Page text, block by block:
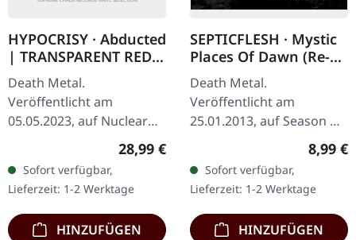
HYPOCRISY · Abducted
| TRANSPARENT RED
LP
Death Metal.
Veröffentlicht am
05.05.2023, auf Nuclear
Transparent rotes Vinyl
im Gatefold-Cover.
Hypocrisys drittes
Studiowerk gilt…
Regulärer Preis:
28,99 €
Sofort verfügbar,
Lieferzeit: 1-2 Werktage
HINZUFÜGEN
SEPTICFLESH · Mystic
Places Of Dawn (Re-
Release) | CD
Death Metal.
Veröffentlicht am
25.01.2013, auf Season Of
Mist. CD im Jewelcase.
Wiederveröffentlichung
von Septicflesh's
Debütalbum "Mystic…
8,99 €
Sofort verfügbar,
Lieferzeit: 1-2 Werktage
HINZUFÜGEN